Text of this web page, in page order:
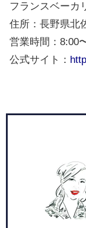
フランスベーカ
住所： 長野県北
営業時間：8:00
公式サイト：